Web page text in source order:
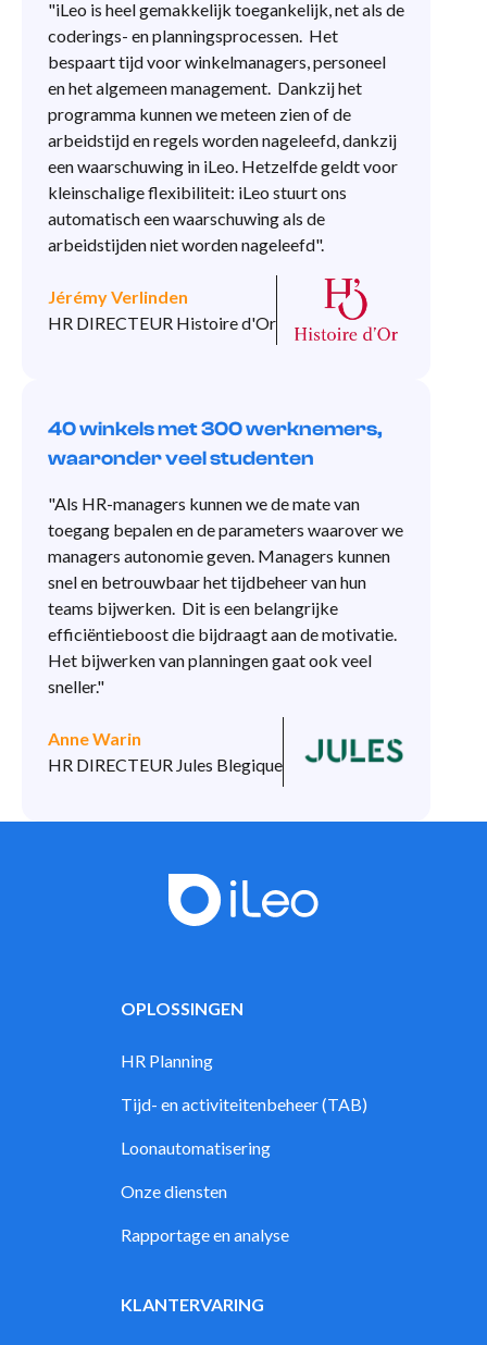
"iLeo is heel gemakkelijk toegankelijk, net als de
coderings- en planningsprocessen. Het
bespaart tijd voor winkelmanagers, personeel
en het algemeen management. Dankzij het
programma kunnen we meteen zien of de
arbeidstijd en regels worden nageleefd, dankzij
een waarschuwing in iLeo. Hetzelfde geldt voor
kleinschalige flexibiliteit: iLeo stuurt ons
automatisch een waarschuwing als de
arbeidstijden niet worden nageleefd".
Jérémy Verlinden
HR DIRECTEUR Histoire d'Or
40 winkels met 300 werknemers,
waaronder veel studenten
"Als HR-managers kunnen we de mate van
toegang bepalen en de parameters waarover we
managers autonomie geven. Managers kunnen
snel en betrouwbaar het tijdbeheer van hun
teams bijwerken. Dit is een belangrijke
efficiëntieboost die bijdraagt aan de motivatie.
Het bijwerken van planningen gaat ook veel
sneller."
Anne Warin
HR DIRECTEUR Jules Blegique
OPLOSSINGEN
HR Planning
Tijd- en activiteitenbeheer (TAB)
Loonautomatisering
Onze diensten
Rapportage en analyse
KLANTERVARING